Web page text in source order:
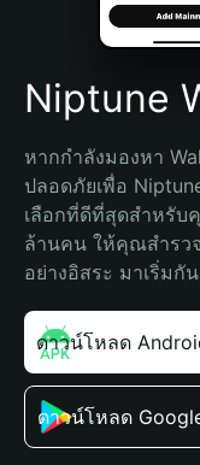
Español (Argentina)
Niptune
หากกำลังมองหา
ปลอดภัยเพื่อ
เลือกที่ดีที่สุดสำหรับ
ล้านคน ให้คุณสำรว
อย่างอิสระ มาเริ่มกัน
ดาวน์โหลด
ดาวน์โหลด